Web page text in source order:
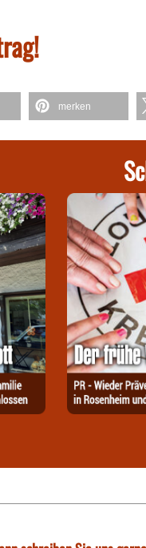
merken